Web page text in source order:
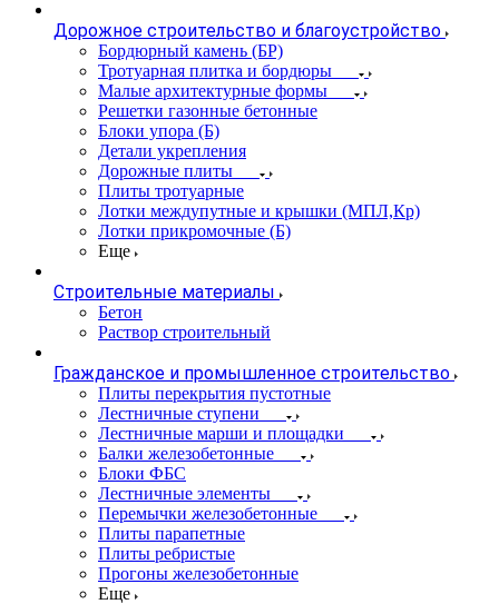
Дорожное строительство и благоустройство
Бордюрный камень (БР)
Тротуарная плитка и бордюры
Малые архитектурные формы
Решетки газонные бетонные
Блоки упора (Б)
Детали укрепления
Дорожные плиты
Плиты тротуарные
Лотки междупутные и крышки (МПЛ,Кр)
Лотки прикромочные (Б)
Еще
Строительные материалы
Бетон
Раствор строительный
Гражданское и промышленное строительство
Плиты перекрытия пустотные
Лестничные ступени
Лестничные марши и площадки
Балки железобетонные
Блоки ФБС
Лестничные элементы
Перемычки железобетонные
Плиты парапетные
Плиты ребристые
Прогоны железобетонные
Еще